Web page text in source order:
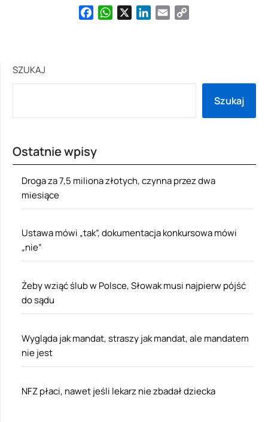
FacebookWhatsAppLinkedIn
Email
SZUKAJ
Szukaj
Ostatnie wpisy
Droga za 7,5 miliona złotych, czynna przez dwa
miesiące
Ustawa mówi „tak”, dokumentacja konkursowa mówi
„nie”
Żeby wziąć ślub w Polsce, Słowak musi najpierw pójść
do sądu
Wygląda jak mandat, straszy jak mandat, ale mandatem
nie jest
NFZ płaci, nawet jeśli lekarz nie zbadał dziecka